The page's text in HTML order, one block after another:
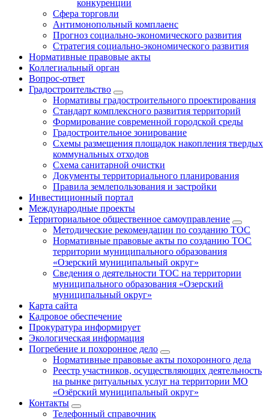
конкуренции
Сфера торговли
Антимонопольный комплаенс
Прогноз социально-экономического развития
Стратегия социально-экономического развития
Нормативные правовые акты
Коллегиальный орган
Вопрос-ответ
Градостроительство
Нормативы градостроительного проектирования
Стандарт комплексного развития территорий
Формирование современной городской среды
Градостроительное зонирование
Схемы размещения площадок накопления твердых
коммунальных отходов
Схема санитарной очистки
Документы территориального планирования
Правила землепользования и застройки
Инвестиционный портал
Международные проекты
Территориальное общественное самоуправление
Методические рекомендации по созданию ТОС
Нормативные правовые акты по созданию ТОС
территории муниципального образования
«Озерский муниципальный округ»
Сведения о деятельности ТОС на территории
муниципального образования «Озерский
муниципальный округ»
Карта сайта
Кадровое обеспечение
Прокуратура информирует
Экологическая информация
Погребение и похоронное дело
Нормативные правовые акты похоронного дела
Реестр участников, осуществляющих деятельность
на рынке ритуальных услуг на территории МО
«Озёрский муниципальный округ»
Контакты
Телефонный справочник